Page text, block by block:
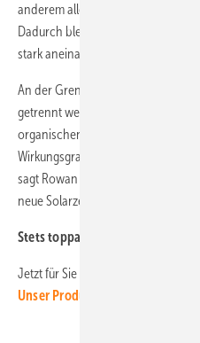
anderem alle ihre
Dadurch bleiben die
stark aneinander gebunden.
An der Grenze zwischen dem
getrennt werden. Das schaffen die
organischen Leiter. „Damit lässt
Wirkungsgrad einer
sagt Rowan MacQueen. Der
neue Solarzelle mit dem
Stets toppaktuell
Jetzt für Sie geöffnet, rund um die
Unser Produktarchiv